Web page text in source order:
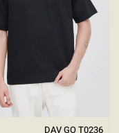
DAV GO T0236